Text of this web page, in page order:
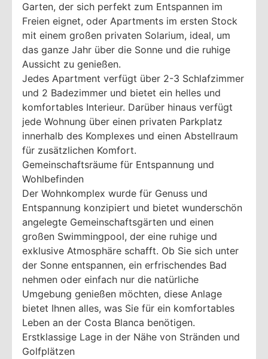
Garten, der sich perfekt zum Entspannen im
Freien eignet, oder Apartments im ersten Stock
mit einem großen privaten Solarium, ideal, um
das ganze Jahr über die Sonne und die ruhige
Aussicht zu genießen.
Jedes Apartment verfügt über 2-3 Schlafzimmer
und 2 Badezimmer und bietet ein helles und
komfortables Interieur. Darüber hinaus verfügt
jede Wohnung über einen privaten Parkplatz
innerhalb des Komplexes und einen Abstellraum
für zusätzlichen Komfort.
Gemeinschaftsräume für Entspannung und
Wohlbefinden
Der Wohnkomplex wurde für Genuss und
Entspannung konzipiert und bietet wunderschön
angelegte Gemeinschaftsgärten und einen
großen Swimmingpool, der eine ruhige und
exklusive Atmosphäre schafft. Ob Sie sich unter
der Sonne entspannen, ein erfrischendes Bad
nehmen oder einfach nur die natürliche
Umgebung genießen möchten, diese Anlage
bietet Ihnen alles, was Sie für ein komfortables
Leben an der Costa Blanca benötigen.
Erstklassige Lage in der Nähe von Stränden und
Golfplätzen